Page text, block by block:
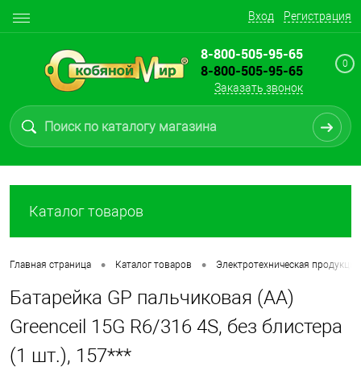
Вход Регистрация
8-800-505-95-65
8-800-505-95-65
Заказать звонок
0
Каталог товаров
Главная страница • Каталог товаров • Электротехническая продукция
Батарейка GP пальчиковая (АА)
Greenceil 15G R6/316 4S, без блистера
(1 шт.), 157***